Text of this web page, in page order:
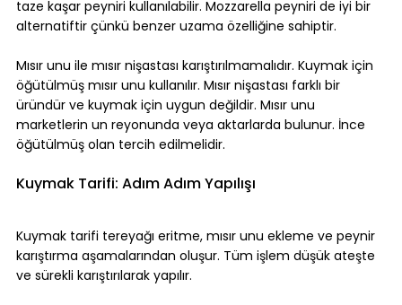
taze kaşar peyniri kullanılabilir. Mozzarella peyniri de iyi bir
alternatiftir çünkü benzer uzama özelliğine sahiptir.
Mısır unu ile mısır nişastası karıştırılmamalıdır. Kuymak için
öğütülmüş mısır unu kullanılır. Mısır nişastası farklı bir
üründür ve kuymak için uygun değildir. Mısır unu
marketlerin un reyonunda veya aktarlarda bulunur. İnce
öğütülmüş olan tercih edilmelidir.
Kuymak Tarifi: Adım Adım Yapılışı
Kuymak tarifi tereyağı eritme, mısır unu ekleme ve peynir
karıştırma aşamalarından oluşur. Tüm işlem düşük ateşte
ve sürekli karıştırılarak yapılır.